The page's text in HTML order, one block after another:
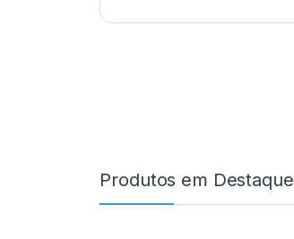
Produtos em Destaque